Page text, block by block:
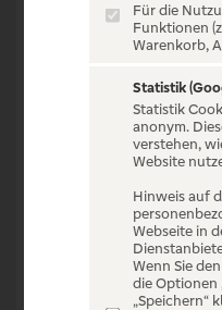
Zur Startseite
Für die
Funktionen
Warenkorb,
Statistik
Statistik
anonym.
verstehen,
Website
Hinweis auf
Webseite in
Wenn Sie
die Optionen
„Speichern“